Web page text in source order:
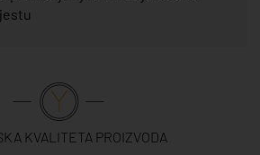
KVALITETA PROIZVODA